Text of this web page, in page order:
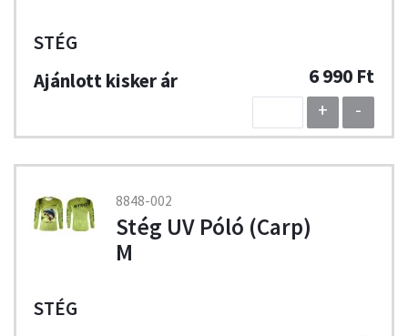
STÉG
6 990 Ft
+
-
8848-002
Stég UV Póló (Carp)
M
STÉG